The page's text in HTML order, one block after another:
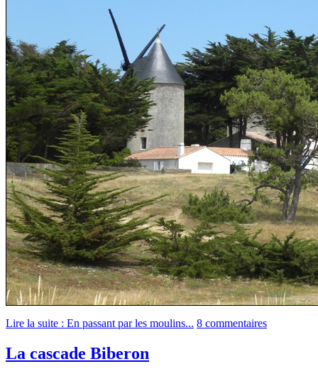
Lire la suite : En passant par les moulins... 8 commentaires
La cascade Biberon